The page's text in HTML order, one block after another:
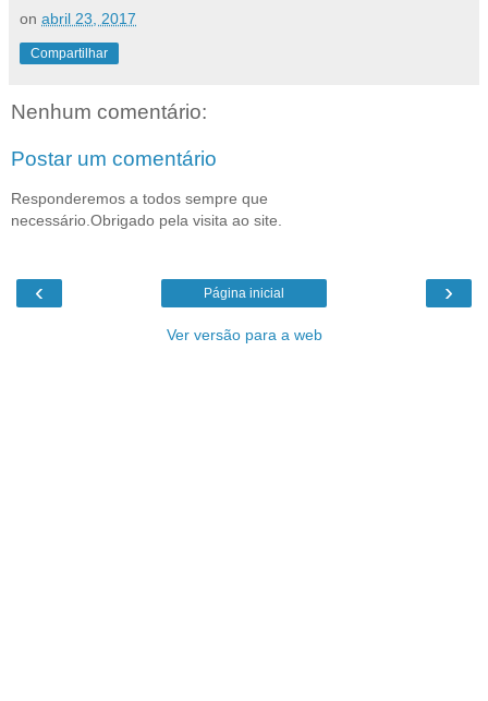
on abril 23, 2017
Compartilhar
Nenhum comentário:
Postar um comentário
Responderemos a todos sempre que
necessário.Obrigado pela visita ao site.
‹ ›
Página inicial
Ver versão para a web